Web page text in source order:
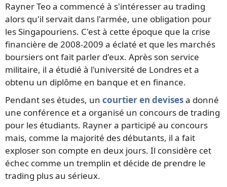
Rayner Teo a commencé à s'intéresser au trading
alors qu'il servait dans l'armée, une obligation pour
les Singapouriens. C'est à cette époque que la crise
financière de 2008-2009 a éclaté et que les marchés
boursiers ont fait parler d'eux. Après son service
militaire, il a étudié à l'université de Londres et a
obtenu un diplôme en banque et en finance.
Pendant ses études, un courtier en devisesa donné
une conférence et a organisé un concours de trading
pour les étudiants. Rayner a participé au concours
mais, comme la majorité des débutants, il a fait
exploser son compte en deux jours. Il considère cet
échec comme un tremplin et décide de prendre le
trading plus au sérieux.